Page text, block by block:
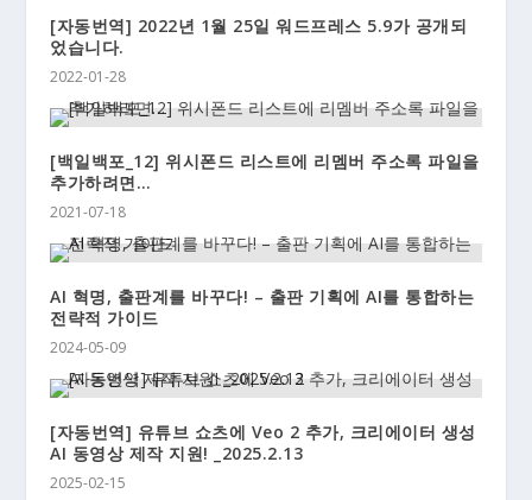
[자동번역] 2022년 1월 25일 워드프레스 5.9가 공개되
었습니다.
2022-01-28
[백일백포_12] 위시폰드 리스트에 리멤버 주소록 파일을
추가하려면…
2021-07-18
AI 혁명, 출판계를 바꾸다! – 출판 기획에 AI를 통합하는
전략적 가이드
2024-05-09
[자동번역] 유튜브 쇼츠에 Veo 2 추가, 크리에이터 생성
AI 동영상 제작 지원! _2025.2.13
2025-02-15